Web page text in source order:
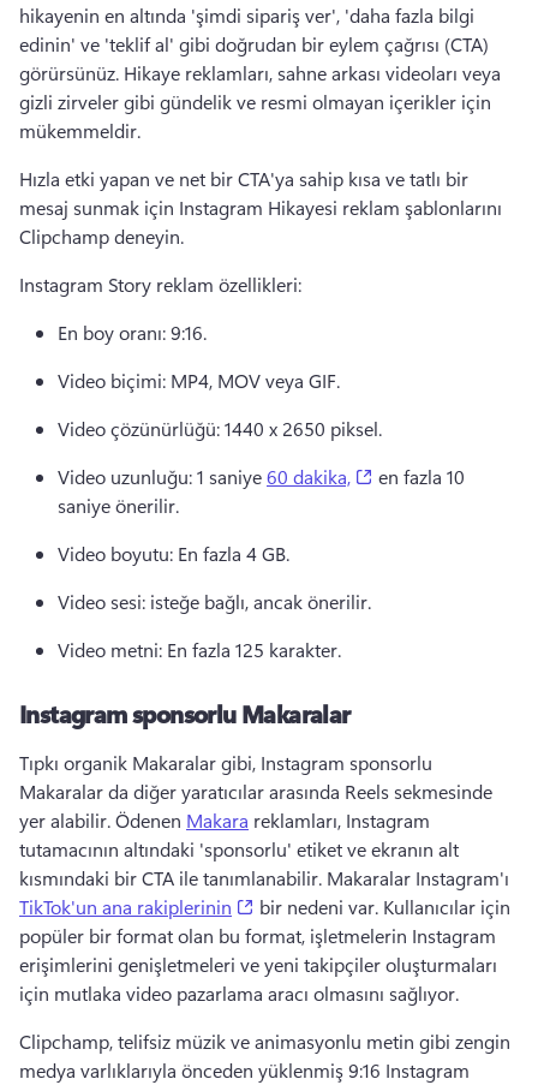
hikayenin en altında 'şimdi sipariş ver', 'daha fazla bilgi
edinin' ve 'teklif al' gibi doğrudan bir eylem çağrısı (CTA)
görürsünüz. Hikaye reklamları, sahne arkası videoları veya
gizli zirveler gibi gündelik ve resmi olmayan içerikler için
mükemmeldir.
Hızla etki yapan ve net bir CTA'ya sahip kısa ve tatlı bir
mesaj sunmak için Instagram Hikayesi reklam şablonlarını
Clipchamp deneyin.
Instagram Story reklam özellikleri:
En boy oranı: 9:16.
Video biçimi: MP4, MOV veya GIF.
Video çözünürlüğü: 1440 x 2650 piksel.
Video uzunluğu: 1 saniye 60 dakika, (opens in a new
en fazla 10
saniye önerilir.
Video boyutu: En fazla 4 GB.
Video sesi: isteğe bağlı, ancak önerilir.
Video metni: En fazla 125 karakter.
Instagram sponsorlu Makaralar
Tıpkı organik Makaralar gibi, Instagram sponsorlu
Makaralar da diğer yaratıcılar arasında Reels sekmesinde
yer alabilir. Ödenen Makara reklamları, Instagram
tutamacının altındaki 'sponsorlu' etiket ve ekranın alt
kısmındaki bir CTA ile tanımlanabilir. Makaralar Instagram'ı
TikTok'un ana rakiplerinin
(opens in a new tab)
bir nedeni var. Kullanıcılar için
popüler bir format olan bu format, işletmelerin Instagram
erişimlerini genişletmeleri ve yeni takipçiler oluşturmaları
için mutlaka video pazarlama aracı olmasını sağlıyor.
Clipchamp, telifsiz müzik ve animasyonlu metin gibi zengin
medya varlıklarıyla önceden yüklenmiş 9:16 Instagram